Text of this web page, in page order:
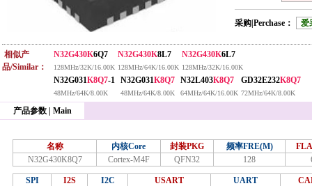
采购|Perchase： 爱
相似产
品/Similar：
N32G430K6Q7
128MHz/32K/16.00K
N32G430K8L7
128MHz/64K/16.00K
N32G430K6L7
128MHz/32K/16.00K
N32G031K8Q7-1
48MHz/64K/8.00K
N32G031K8Q7
48MHz/64K/8.00K
N32L403K8Q7
64MHz/64K/16.00K
GD32E232K8Q7
72MHz/64K/8.00K
产品参数 | Main
名称 内核Core 封装PKG 频率FRE(M)
N32G430K8Q7
Cortex-M4F QFN32 128
SPI I2S I2C USART UART